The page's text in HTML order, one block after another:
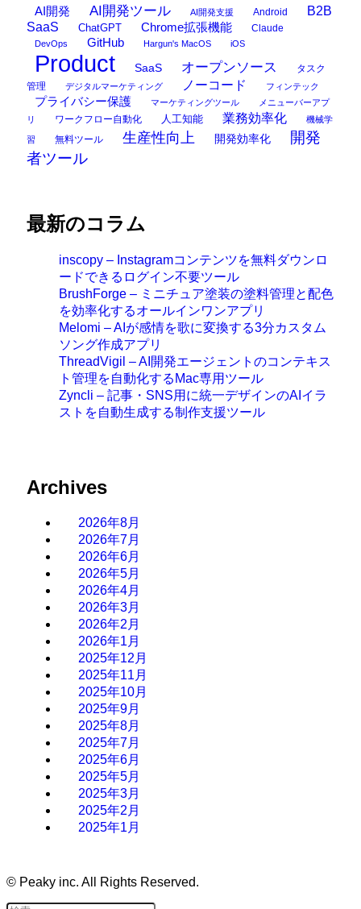
AI開発 AI開発ツール AI開発支援 Android
B2B
SaaS
ChatGPT Chrome拡張機能 Claude
DevOps GitHub Hargun's MacOS iOS
Product SaaS オープンソース
タスク
管理
デジタルマーケティング ノーコード フィンテック
プライバシー保護 マーケティングツール
メニューバーアプ
リ
ワークフロー自動化 人工知能 業務効率化 機械学
習 無料ツール 生産性向上 開発効率化
開発
者ツール
最新のコラム
inscopy – Instagramコンテンツを無料ダウンロ
ードできるログイン不要ツール
BrushForge – ミニチュア塗装の塗料管理と配色
を効率化するオールインワンアプリ
Melomi – AIが感情を歌に変換する3分カスタム
ソング作成アプリ
ThreadVigil – AI開発エージェントのコンテキス
ト管理を自動化するMac専用ツール
Zyncli – 記事・SNS用に統一デザインのAIイラ
ストを自動生成する制作支援ツール
Archives
2026年8月
2026年7月
2026年6月
2026年5月
2026年4月
2026年3月
2026年2月
2026年1月
2025年12月
2025年11月
2025年10月
2025年9月
2025年8月
2025年7月
2025年6月
2025年5月
2025年3月
2025年2月
2025年1月
© Peaky inc. All Rights Reserved.